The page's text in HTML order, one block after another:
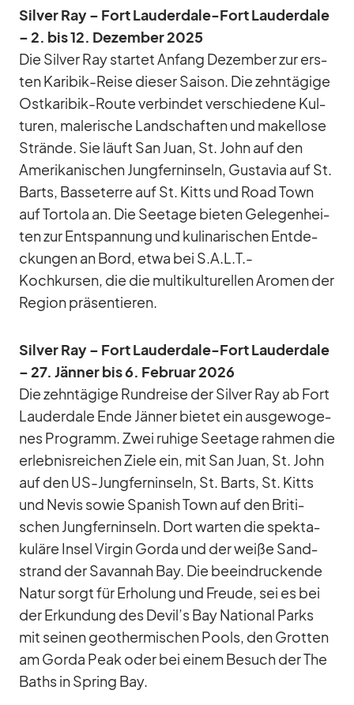
Sil­ver Ray – Fort Lau­derd­ale-Fort Lau­derd­ale
– 2. bis 12. De­zem­ber 2025
Die Sil­ver Ray star­tet An­fang De­zem­ber zur ers­
ten Ka­ri­bik-Reise die­ser Sai­son. Die zehn­tä­gige
Ost­ka­ri­bik-Route ver­bin­det ver­schie­dene Kul­
tu­ren, ma­le­ri­sche Land­schaf­ten und ma­kel­lose
Strände. Sie läuft San Juan, St. John auf den
Ame­ri­ka­ni­schen Jung­fern­in­seln, Gustavia auf St.
Barts, Bas­se­terre auf St. Kitts und Road Town
auf Tor­tola an. Die See­tage bie­ten Ge­le­gen­hei­
ten zur Ent­span­nung und ku­li­na­ri­schen Ent­de­
ckun­gen an Bord, etwa bei S.A.L.T.-
Kochkursen, die die mul­ti­kul­tu­rel­len Aro­men der
Re­gion prä­sen­tie­ren.
Sil­ver Ray – Fort Lau­derd­ale-Fort Lau­derd­ale
– 27. Jän­ner bis 6. Fe­bruar 2026
Die zehn­tä­gige Rund­reise der Sil­ver Ray ab Fort
Lau­derd­ale Ende Jän­ner bie­tet ein aus­ge­wo­ge­
nes Pro­gramm. Zwei ru­hige See­tage rah­men die
er­leb­nis­rei­chen Ziele ein, mit San Juan, St. John
auf den US-Jung­fern­in­seln, St. Barts, St. Kitts
und Ne­vis so­wie Spa­nish Town auf den Bri­ti­
schen Jung­fern­in­seln. Dort war­ten die spek­ta­
ku­läre In­sel Vir­gin Gorda und der weiße Sand­
strand der Sa­v­an­nah Bay. Die be­ein­dru­ckende
Na­tur sorgt für Er­ho­lung und Freude, sei es bei
der Er­kun­dung des Devil’s Bay Na­tio­nal Parks
mit sei­nen geo­ther­mi­schen Pools, den Grot­ten
am Gorda Peak oder bei ei­nem Be­such der The
Baths in Spring Bay.